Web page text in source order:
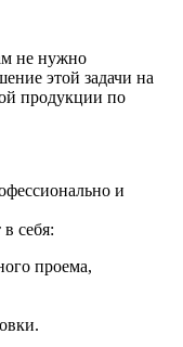
не нужно
этой задачи на
продукции по
и
себя:
проема,